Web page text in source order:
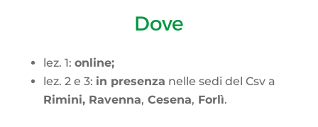
Dove
lez. 1: online;
lez. 2 e 3: in presenza nelle sedi del Csv a
Rimini,Ravenna, Cesena, Forlì.